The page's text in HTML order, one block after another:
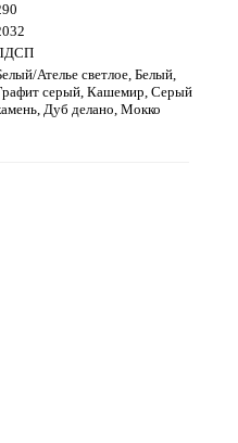
Ателье светлое, Белый,
серый, Кашемир, Серый
Дуб делано, Мокко